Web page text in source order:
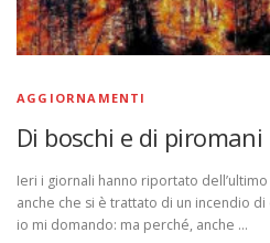
AGGIORNAMENTI
Di boschi e di piromani
Ieri i giornali hanno riportato
anche che si è trattato di un incendio
io mi domando: ma perché, anche …